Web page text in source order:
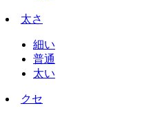
太さ
細い
普通
太い
クセ